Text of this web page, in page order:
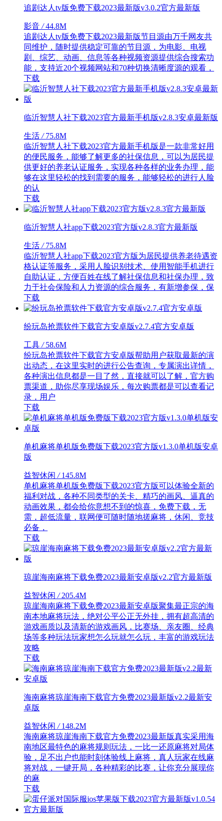
追剧达人tv版免费下载2023最新版v3.0.2官方最新版
影音 /44.8M
追剧达人tv版免费下载2023最新版节目源由万千网友共
同维护，随时提供稳定可靠的节目源，为电影、电视
剧、综艺、动画、信息等各种视频资源提供综合搜索功
能，支持近20个视频网站和70种切换清晰度源的观看，
下载
临沂智慧人社下载2023官方最新手机版v2.8.3安卓最新版
生活 /75.8M
临沂智慧人社下载2023官方最新手机版是一款非常好用
的便民服务，能够了解更多的社保信息，可以为居民提
供更好的养老认证服务，实现各种各样的业务办理，能
够在这里轻松的找到需要的服务，能够轻松的进行人脸
的认
下载
临沂智慧人社app下载2023官方版v2.8.3官方最新版
生活 /75.8M
临沂智慧人社app下载2023官方版为居民提供养老待遇资
格认证等服务，采用人脸识别技术、使用智能手机进行
自助认证，方便百姓在线了解社保信息和社保办理，致
力于社会保险和人力资源的综合服务，有新增参保，保
下载
纷玩岛抢票软件下载官方安卓版v2.7.4官方安卓版
工具 /58.6M
纷玩岛抢票软件下载官方安卓版帮助用户获取最新的演
出动态，在这里实时的进行公告查询，专属演出详情，
各种演出信息都是一目了然，直接就可以了解，官方购
票渠道，助你尽享现场娱乐，每次购票都是可以查看记
录，用户
下载
单机麻将单机版免费版下载2023官方版v1.3.0单机版安卓
版
益智休闲 /145.8M
单机麻将单机版免费版下载2023官方版可以体验全新的
福利对战，各种不同类型的关卡、精巧的画风、逼真的
动画效果，都会给你意想不到的惊喜，免费下载，无
需，超低流量，联网便可随时随地搓麻将，休闲、竞技
必备，
下载
琼崖海南麻将下载免费2023最新安卓版v2.2官方最新版
益智休闲 /205.4M
琼崖海南麻将下载免费2023最新安卓版聚集最正宗的海
南本地麻将玩法，绝对公平公正无外挂，拥有超高清的
游戏画质以及清新的游戏画风，比赛场、亲友圈、经典
场等多种玩法玩家想怎么玩就怎么玩，丰富的游戏玩法
攻略
下载
海南麻将琼崖海南下载官方免费2023最新版v2.2最新安
卓版
益智休闲 /148.2M
海南麻将琼崖海南下载官方免费2023最新版真实采用海
南地区最特色的麻将规则玩法，一比一还原麻将对局体
验，足不出户也能时刻体验线上麻将，真人玩家在线麻
将对战，一键开局，各种精彩的比赛，让你充分展现你
的麻
下载